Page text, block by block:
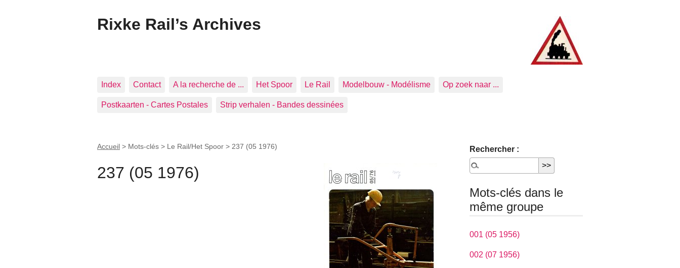
Rixke Rail’s Archives
Index Contact A la recherche de ... Het Spoor Le Rail Modelbouw - Modélisme Op zoek naar ...
Postkaarten - Cartes Postales Strip verhalen - Bandes dessinées
Accueil > Mots-clés > Le Rail/Het Spoor > 237 (05 1976)
237 (05 1976)
Rechercher :
Mots-clés dans le
même groupe
001 (05 1956)
002 (07 1956)